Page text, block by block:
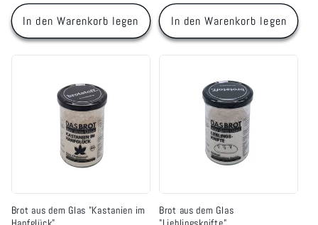
In den Warenkorb legen In den Warenkorb legen
Brot aus dem Glas "Kastanien im
Brot aus dem Glas